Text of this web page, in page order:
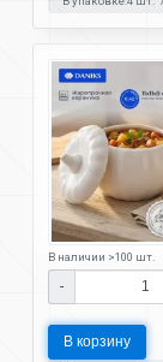
В наличии >100 шт.
-
В корзину